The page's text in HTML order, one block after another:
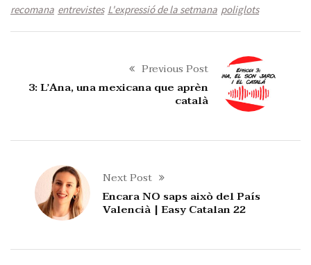
recomana entrevistes L'expressió de la setmana poliglots
Previous Post
3: L’Ana, una mexicana que aprèn
català
Next Post
Encara NO saps això del País
Valencià | Easy Catalan 22